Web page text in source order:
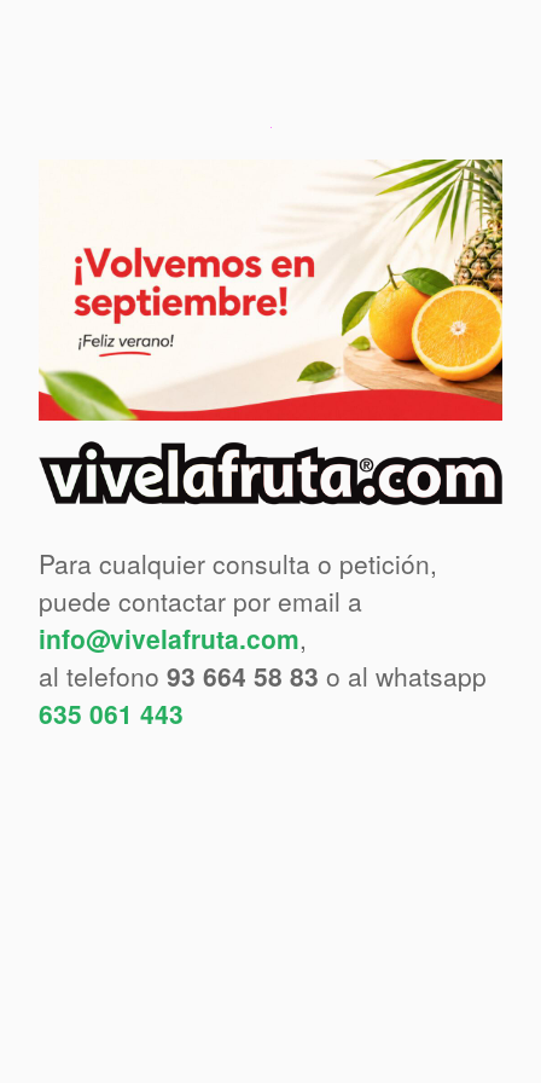
Para cualquier consulta o petición,
puede contactar por email a
info@vivelafruta.com,
al telefono 93 664 58 83 o al whatsapp
635 061 443